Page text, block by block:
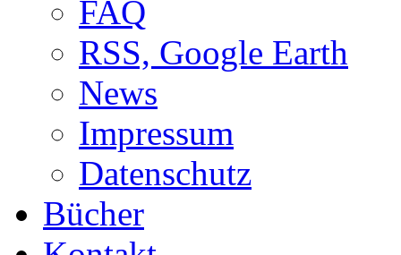
FAQ
RSS, Google Earth
News
Impressum
Datenschutz
Bücher